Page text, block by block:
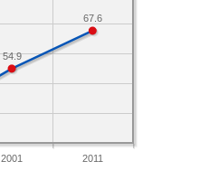
2001 2011
67.6
54.9